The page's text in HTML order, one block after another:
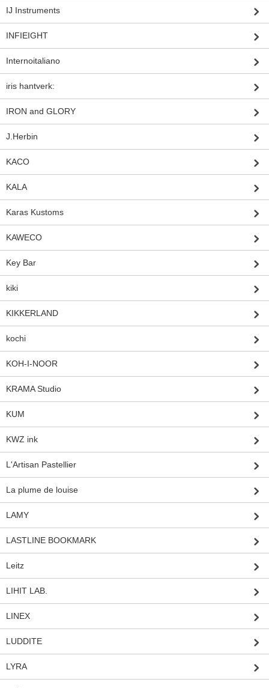
IJ Instruments
INFIEIGHT
Internoitaliano
iris hantverk:
IRON and GLORY
J.Herbin
KACO
KALA
Karas Kustoms
KAWECO
Key Bar
kiki
KIKKERLAND
kochi
KOH-I-NOOR
KRAMA Studio
KUM
KWZ ink
L'Artisan Pastellier
La plume de louise
LAMY
LASTLINE BOOKMARK
Leitz
LIHIT LAB.
LINEX
LUDDITE
LYRA